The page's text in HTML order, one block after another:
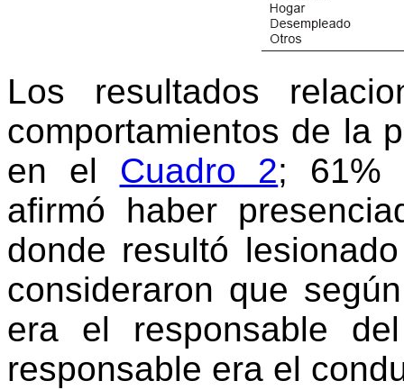
Los resultados
comportamientos de la
en el Cuadro 2; 61%
afirmó haber
donde resultó
consideraron que
era el responsable
responsable era el